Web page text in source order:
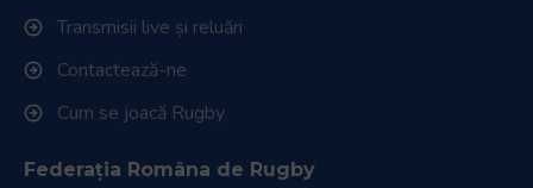
Transmisii live și reluări
Contactează-ne
Cum se joacă Rugby
Federația Româna de Rugby